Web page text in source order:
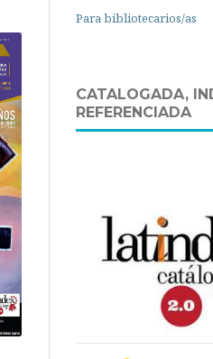
Para bibliotecarios/as
CATALOGADA,
REFERENCIADA